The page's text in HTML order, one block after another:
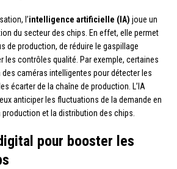
l’intelligence artificielle (IA) joue un
du secteur des chips. En effet, elle permet
de production, de réduire le gaspillage
les contrôles qualité. Par exemple, certaines
caméras intelligentes pour détecter les
écarter de la chaîne de production. L’IA
anticiper les fluctuations de la demande en
et la distribution des chips.
pour booster les